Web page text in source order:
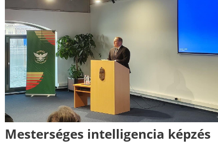
Mesterséges intelligencia képzés